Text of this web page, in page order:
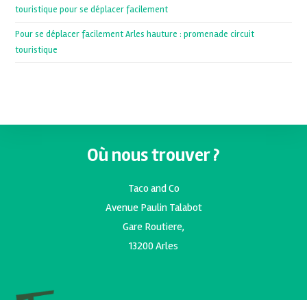
touristique pour se déplacer facilement
Pour se déplacer facilement Arles hauture : promenade circuit
touristique
Où nous trouver ?
Taco and Co
Avenue Paulin Talabot
Gare Routiere,
13200 Arles